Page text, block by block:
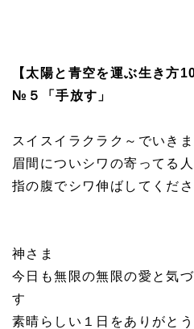
【太陽と青空を運ぶ生き方
№５「手放す」
スイスイラクラク～でいきま
眉間についシワの寄ってる人
指の腹でシワ伸ばしてくだ
神さま
今日も無限の無限の愛と気
す
素晴らしい１日をありがと